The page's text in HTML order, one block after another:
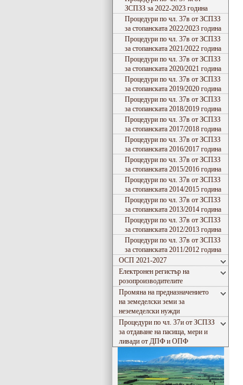
ЗСПЗЗ за 2022-2023 година
Процедури по чл. 37в от ЗСПЗЗ
за стопанската 2022/2023 година
Процедури по чл. 37в от ЗСПЗЗ
за стопанската 2021/2022 година
Процедури по чл. 37в от ЗСПЗЗ
за стопанската 2020/2021 година
Процедури по чл. 37в от ЗСПЗЗ
за стопанската 2019/2020 година
Процедури по чл. 37в от ЗСПЗЗ
за стопанската 2018/2019 година
Процедури по чл. 37в от ЗСПЗЗ
за стопанската 2017/2018 година
Процедури по чл. 37в от ЗСПЗЗ
за стопанската 2016/2017 година
Процедури по чл. 37в от ЗСПЗЗ
за стопанската 2015/2016 година
Процедури по чл. 37в от ЗСПЗЗ
за стопанската 2014/2015 година
Процедури по чл. 37в от ЗСПЗЗ
за стопанската 2013/2014 година
Процедури по чл. 37в от ЗСПЗЗ
за стопанската 2012/2013 година
Процедури по чл. 37в от ЗСПЗЗ
за стопанската 2011/2012 година
ОСП 2021-2027
Електронен регистър на
розопроизводителите
Промяна на предназначението
на земеделски земи за
неземеделски нужди
Процедури по чл. 37и от ЗСПЗЗ
за отдаване на пасища, мери и
ливади от ДПФ и ОПФ